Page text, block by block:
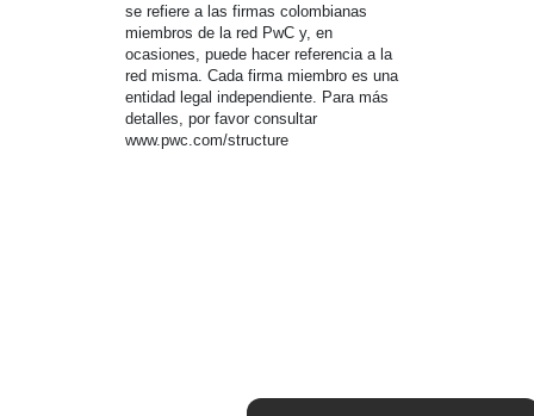
se refiere a las firmas colombianas
miembros de la red PwC y, en
ocasiones, puede hacer referencia a la
red misma. Cada firma miembro es una
entidad legal independiente. Para más
detalles, por favor consultar
www.pwc.com/structure